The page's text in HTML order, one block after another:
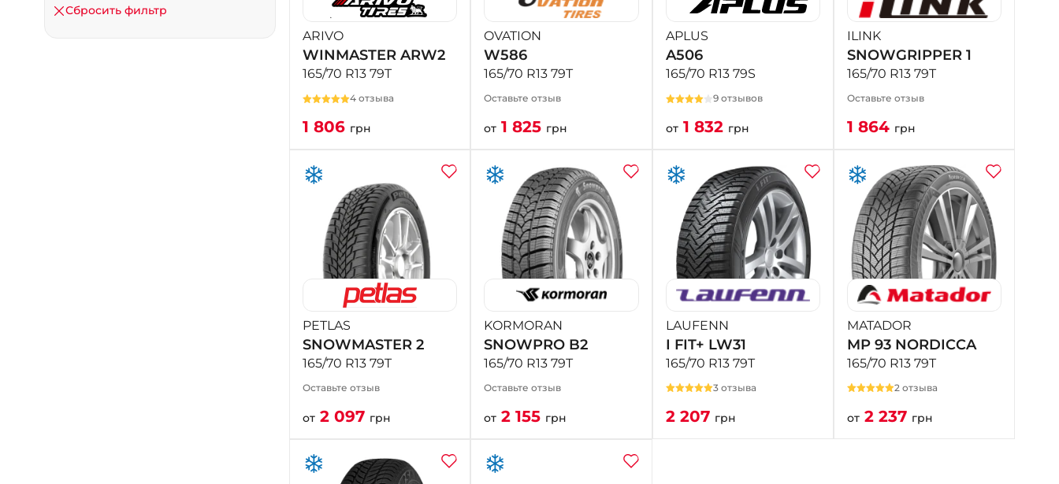
Сбросить фильтр
ARIVO
WINMASTER ARW2
165/70 R13 79T
4 отзыва
1 806 грн
OVATION
W586
165/70 R13 79T
Оставьте отзыв
от 1 825 грн
APLUS
A506
165/70 R13 79S
9 отзывов
от1 832 грн
ILINK
SNOWGRIPPER 1
165/70 R13 79T
Оставьте отзыв
1 864 грн
PETLAS
SNOWMASTER 2
165/70 R13 79T
Оставьте отзыв
от 2 097 грн
KORMORAN
SNOWPRO B2
165/70 R13 79T
Оставьте отзыв
от 2 155 грн
LAUFENN
I FIT+ LW31
165/70 R13 79T
3 отзыва
2 207 грн
MATADOR
MP 93 NORDICCA
165/70 R13 79T
2 отзыва
от2 237 грн